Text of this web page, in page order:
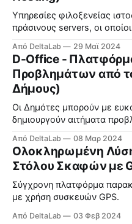
στην περιοχή Futian στις 22
Υπηρεσίες φιλοξενείας
πράσινους servers, οι
βελτιστοποιημένοι για
Δείτε περισσότερα εδώ.
Από DeltaLab 29 Μαϊ 2024
D-Office -
Προβλημάτων από
Δήμους)
Οι Δημότες μπορούν με
δημιουργούν αιτήματα
τους.
Από DeltaLab 08 Μαρ 2024
Ολοκληρωμένη
Στόλου Σκαφών με
Σύγχρονη πλατφόρμα
με χρήση συσκευών GPS.
Από DeltaLab 03 Φεβ 2024